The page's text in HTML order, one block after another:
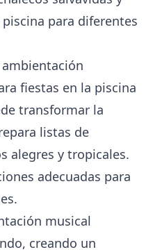
para diferentes
fiestas en la piscina
transformar la
listas de
alegres y tropicales.
adecuadas para
musical
creando un